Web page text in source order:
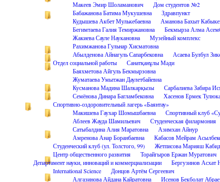
Макеев Эмир Шоламанович
Дом студентов №2
Бабажанова Батима Мукушевна
Здравпункт
Кудышева Акбет Мулькебаевна
Аманова Бахыт
Бегимтаева Галия Темиржановна
Бекмырза Алма
Жакиева Сауле Наукановна
Музейный комплекс
Рахимжанова Гульнар Хисматовна
Абылденова Айнагуль Сапарбековна
Асаева Булбул
Отдел социальной работы
Санатқанұлы Мәди
Баяхметова Айгуль Бекмырзовна
Жуматаева Умытжан Даулетбайевна
Кусманова Мадина Шалкарқызы
Сарбалиева Забира
Семёнова Динара Багламбековна
Хасенов Ермек
Спортивно-оздоровительный лагерь «Баянтау»
Макишева Гаухар Шомышбаевна
Спортивный клуб
Аблеев Жауда Шамильевич
Студенческая филармония
Сатыбалдина Алия Маратовна
Азимхан Айнур
Амренова Анар Боранбаевна
Кабасов Мейрам
Студенческий клуб (ул. Толстого, 99)
Жетписова Марияш
Центр общественного развития
Торайгыров Ержан Муратович
Департамент науки, инноваций и коммерциализации
Бергузинов Асхат
International Science
Донцов Артём Сергеевич
Алгазинова Айдана Кайратовна
Исенов Бекболат